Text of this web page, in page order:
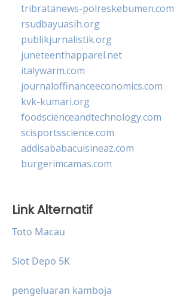
tribratanews-polreskebumen.com
rsudbayuasih.org
publikjurnalistik.org
juneteenthapparel.net
italywarm.com
journaloffinanceeconomics.com
kvk-kumari.org
foodscienceandtechnology.com
scisportsscience.com
addisababacuisineaz.com
burgerimcamas.com
Link Alternatif
Toto Macau
Slot Depo 5K
pengeluaran kamboja